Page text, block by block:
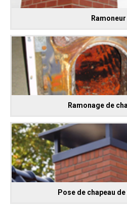
Ramonage de
Pose de chapeau